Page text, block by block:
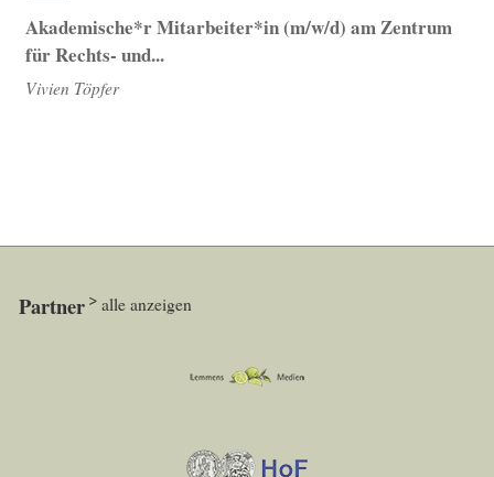
Akademische*r Mitarbeiter*in (m/w/d) am Zentrum
für Rechts- und...
Vivien Töpfer
Partner alle anzeigen